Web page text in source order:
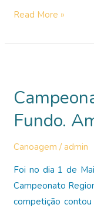
Experimentar
polo
no
Read More »
Fundo.
Canoagem /admin
Foi no dia 1 de
Campeonato
competição